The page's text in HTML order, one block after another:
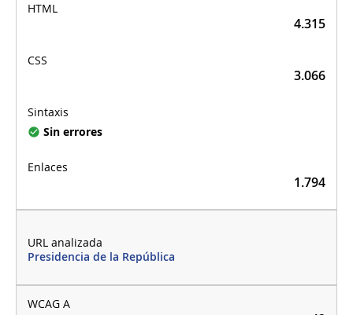
4.315
3.066
Sin errores
1.794
Presidencia de la República